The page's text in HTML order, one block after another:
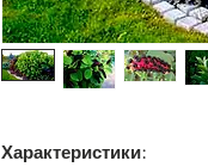
Характеристики: